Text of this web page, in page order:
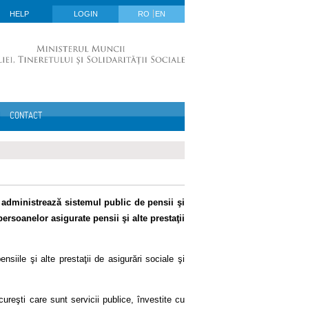
HELP LOGIN RO EN
CONTACT
sistemul public de pensii şi
asigurate pensii şi alte prestaţii
şi alte prestaţii de asigurări sociale şi
care sunt servicii publice, învestite cu